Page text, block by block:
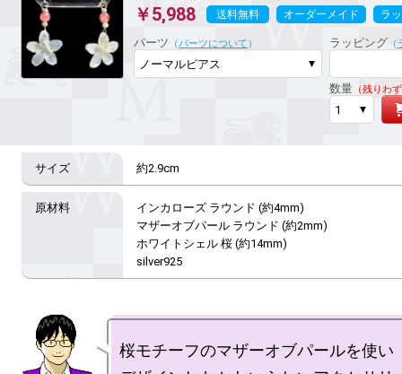
￥5,988 送料無料 オーダーメイド ラ
パーツ （パーツについて ） ラッピング（
数量（残りわ
約2.9cm
インカローズ ラウンド (約4mm)
マザーオブパール ラウンド (約2mm)
ホワイトシェル 桜 (約14mm)
silver925
桜モチーフのマザーオブパールを使い